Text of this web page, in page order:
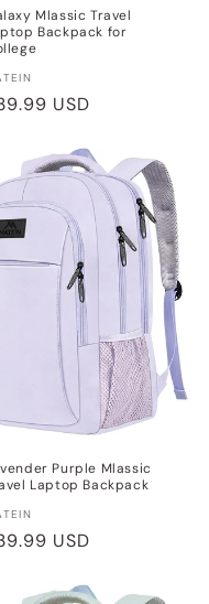
Mlassic Travel
Backpack for
:
USD
Purple Mlassic
Laptop Backpack
:
USD